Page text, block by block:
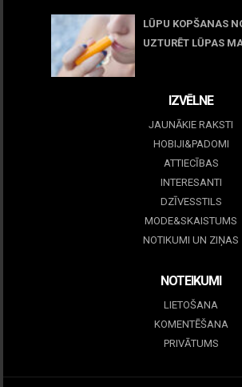
LŪPU KOPŠANAS
UZTURĒT LŪPAS
IZVĒLNE
JAUNĀKIE RAKSTI
HOBIJI&PADOMI
ATTIECĪBAS
INTERESANTI
DZĪVESSTILS
MODE&SKAISTUMS
NOTIKUMI UN ZIŅAS
NOTEIKUMI
LIETOŠANA
KOMENTĒŠANA
PRIVĀTUMS